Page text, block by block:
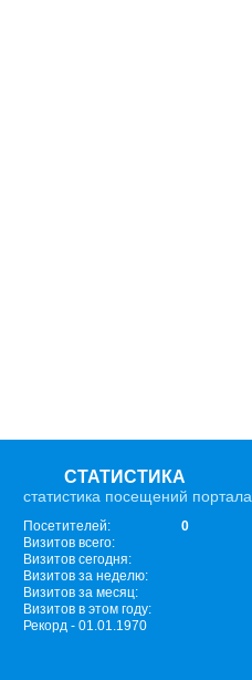
СТАТИСТИКА
статистика посещений портала
Посетителей:
0
Визитов всего:
Визитов сегодня:
Визитов за неделю:
Визитов за месяц:
Визитов в этом году:
Рекорд - 01.01.1970